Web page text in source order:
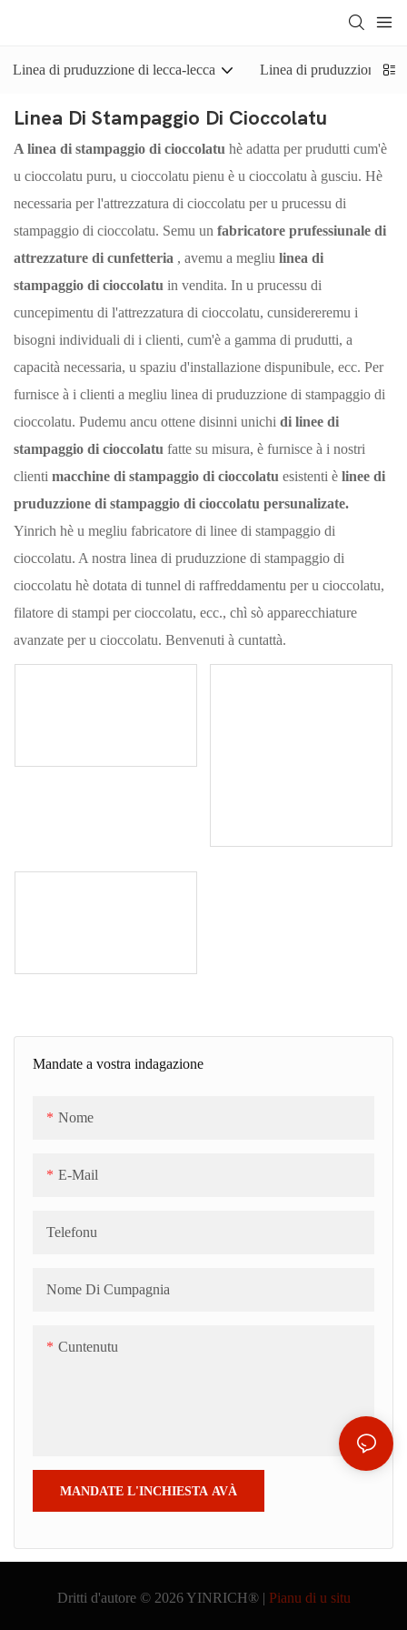
Linea di pruduzzione di lecca-lecca Linea di pruduzzione di
Linea Di Stampaggio Di Cioccolatu
A linea di stampaggio di cioccolatu hè adatta per prudutti cum'è
u cioccolatu puru, u cioccolatu pienu è u cioccolatu à gusciu. Hè
necessaria per l'attrezzatura di cioccolatu per u prucessu di
stampaggio di cioccolatu. Semu un fabricatore prufessiunale di
attrezzature di cunfetteria , avemu a megliu linea di
stampaggio di cioccolatu in vendita. In u prucessu di
cuncepimentu di l'attrezzatura di cioccolatu, cunsidereremu i
bisogni individuali di i clienti, cum'è a gamma di prudutti, a
capacità necessaria, u spaziu d'installazione dispunibule, ecc. Per
furnisce à i clienti a megliu linea di pruduzzione di stampaggio di
cioccolatu. Pudemu ancu ottene disinni unichi di linee di
stampaggio di cioccolatu fatte su misura, è furnisce à i nostri
clienti macchine di stampaggio di cioccolatu esistenti è linee di
pruduzzione di stampaggio di cioccolatu persunalizate.
Yinrich hè u megliu fabricatore di linee di stampaggio di
cioccolatu. A nostra linea di pruduzzione di stampaggio di
cioccolatu hè dotata di tunnel di raffreddamentu per u cioccolatu,
filatore di stampi per cioccolatu, ecc., chì sò apparecchiature
avanzate per u cioccolatu. Benvenuti à cuntattà.
Mandate a vostra indagazione
Nome
E-Mail
Telefonu
Nome Di Cumpagnia
Cuntenutu
MANDATE L'INCHIESTA AVÀ
Dritti d'autore © 2026 YINRICH® | Pianu di u situ